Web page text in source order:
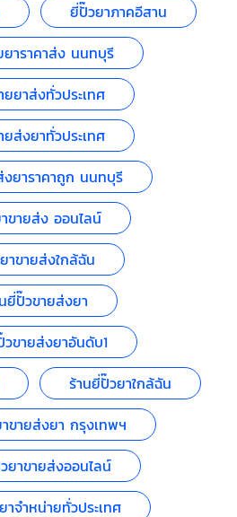
ยี่ปั๊วยาภาคอีสาน
ยาราคาส่ง นนทบุรี
ยยาส่งทั่วประเทศ
ยส่งยาทั่วประเทศ
งยาราคาถูก นนทบุรี
ขายส่ง ออนไลน์
าขายส่งใกล้ฉัน
ยี่ปั๊วขายส่งยา
ขายส่งยาอันดับ1
ร้านยี่ปั๊วยาใกล้ฉัน
ขายส่งยา กรุงเทพฯ
ยาขายส่งออนไลน์
าจำหน่ายทั่วประเทศ